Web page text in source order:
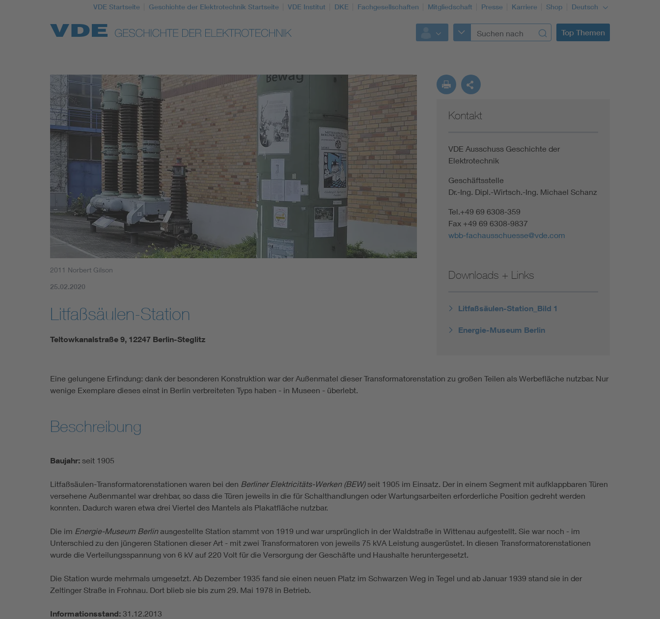
VDE Startseite Geschichte der Elektrotechnik Startseite VDE Institut DKE Fachgesellschaften Mitgliedschaft Presse Karriere Shop Deutsch
Top Themen
Top Themen
Weitere Themen
2011 Norbert Gilson
25.02.2020
Litfaßsäulen-Station
Teltowkanalstraße 9, 12247 Berlin-Steglitz
Kontakt
VDE Ausschuss Geschichte der
Elektrotechnik
Geschäftsstelle
Dr.-Ing. Dipl.-Wirtsch.-Ing. Michael Schanz
Tel.+49 69 6308-359
Fax +49 69 6308-9837
wbb-fachausschuesse@vde.com
Downloads + Links
Litfaßsäulen-Station_Bild 1
Energie-Museum Berlin
Eine gelungene Erfindung: dank der besonderen Konstruktion war der Außenmatel dieser Transformatorenstation zu großen Teilen als Werbefläche nutzbar. Nur
wenige Exemplare dieses einst in Berlin verbreiteten Typs haben - in Museen - überlebt.
Beschreibung
Baujahr: seit 1905
Litfaßsäulen-Transformatorenstationen waren bei den Berliner Elektricitäts-Werken (BEW)seit 1905 im Einsatz. Der in einem Segment mit aufklappbaren Türen
versehene Außenmantel war drehbar, so dass die Türen jeweils in die für Schalthandlungen oder Wartungsarbeiten erforderliche Position gedreht werden
konnten. Dadurch waren etwa drei Viertel des Mantels als Plakatfläche nutzbar.
Die im Energie-Museum Berlinausgestellte Station stammt von 1919 und war ursprünglich in der Waldstraße in Wittenau aufgestellt. Sie war noch - im
Unterschied zu den jüngeren Stationen dieser Art - mit zwei Transformatoren von jeweils 75 kVA Leistung ausgerüstet. In diesen Transformatorenstationen
wurde die Verteilungsspannung von 6 kV auf 220 Volt für die Versorgung der Geschäfte und Haushalte heruntergesetzt.
Die Station wurde mehrmals umgesetzt. Ab Dezember 1935 fand sie einen neuen Platz im Schwarzen Weg in Tegel und ab Januar 1939 stand sie in der
Zeltinger Straße in Frohnau. Dort blieb sie bis zum 29. Mai 1978 in Betrieb.
Informationsstand: 31.12.2013